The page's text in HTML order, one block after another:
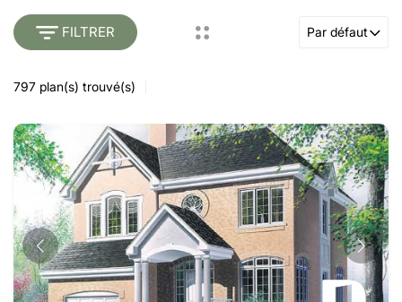
FILTRER Par défaut
797 plan(s) trouvé(s)